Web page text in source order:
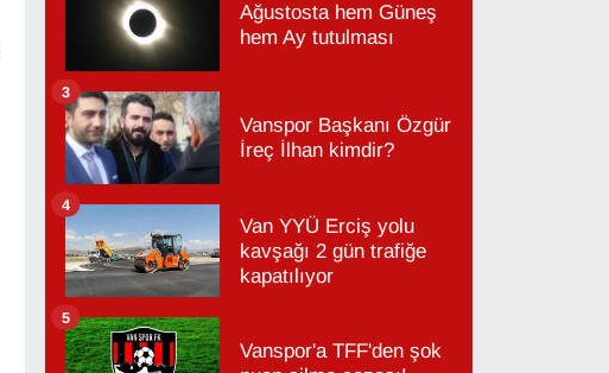
Ağustosta hem Güneş
hem Ay tutulması
Vanspor Başkanı Özgür
İreç İlhan kimdir?
3
Van YYÜ Erciş yolu
kavşağı 2 gün trafiğe
kapatılıyor
4
Vanspor'a TFF'den şok
5